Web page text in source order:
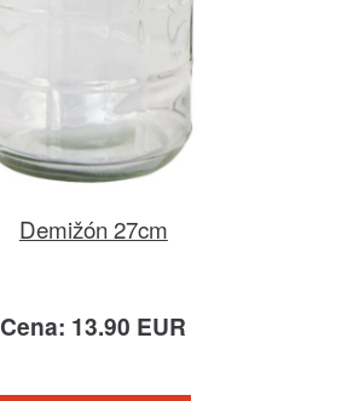
Demižón 27cm
Cena: 13.90 EUR